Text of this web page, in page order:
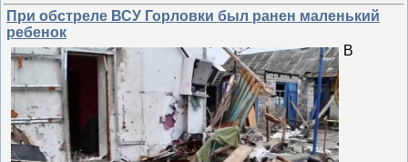
При обстреле ВСУ Горловки был ранен маленький
ребенок
В